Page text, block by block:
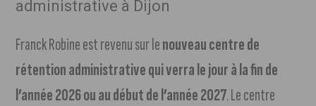
administrative à Dijon
Franck Robine est revenu sur lenouveau centre de
rétention administrative qui verra le jour à la fin de
l’année 2026 ou au début de l’année 2027. Le centre